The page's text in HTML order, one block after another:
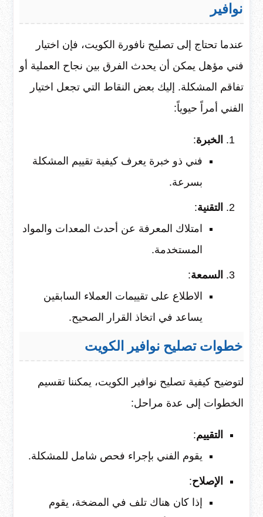
نوافير
عندما تحتاج إلى تصليح نافورة الكويت، فإن اختيار
فني مؤهل يمكن أن يحدث الفرق بين نجاح العملية أو
تفاقم المشكلة. إليك بعض النقاط التي تجعل اختيار
الفني أمراً حيوياً:
الخبرة:
فني ذو خبرة يعرف كيفية تقييم المشكلة
بسرعة.
التقنية:
امتلاك المعرفة عن أحدث المعدات والمواد
المستخدمة.
السمعة:
الاطلاع على تقييمات العملاء السابقين
يساعد في اتخاذ القرار الصحيح.
خطوات تصليح نوافير الكويت
لتوضيح كيفية تصليح نوافير الكويت، يمكننا تقسيم
الخطوات إلى عدة مراحل:
التقييم:
يقوم الفني بإجراء فحص شامل للمشكلة.
الإصلاح:
إذا كان هناك تلف في المضخة، يقوم